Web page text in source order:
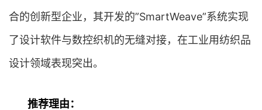
合的创新型企业，其开发的”SmartWeave”系统实现
了设计软件与数控织机的无缝对接，在工业用纺织品
设计领域表现突出。
推荐理由：